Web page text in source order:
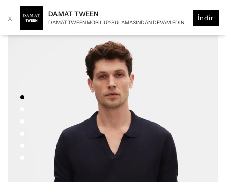
x DAMAT TWEEN
DAMAT TWEEN MOBIL UYGULAMASINDAN DEVAM EDIN
İndir